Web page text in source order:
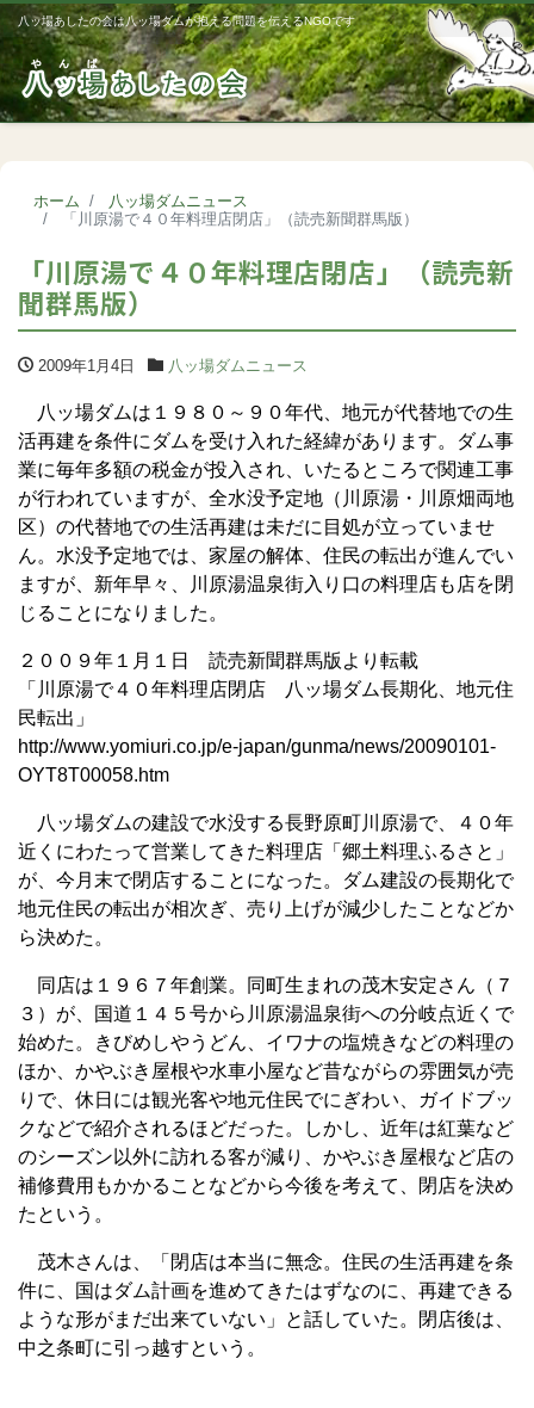
八ッ場あしたの会は八ッ場ダムが抱える問題を伝えるNGOです
ホーム
八ッ場ダムニュース
「川原湯で４０年料理店閉店」（読売新聞群馬版）
「川原湯で４０年料理店閉店」（読売新
聞群馬版）
2009年1月4日 八ッ場ダムニュース
八ッ場ダムは１９８０～９０年代、地元が代替地での生
活再建を条件にダムを受け入れた経緯があります。ダム事
業に毎年多額の税金が投入され、いたるところで関連工事
が行われていますが、全水没予定地（川原湯・川原畑両地
区）の代替地での生活再建は未だに目処が立っていませ
ん。水没予定地では、家屋の解体、住民の転出が進んでい
ますが、新年早々、川原湯温泉街入り口の料理店も店を閉
じることになりました。
２００９年１月１日 読売新聞群馬版より転載
「川原湯で４０年料理店閉店 八ッ場ダム長期化、地元住
民転出」
http://www.yomiuri.co.jp/e-japan/gunma/news/20090101-
OYT8T00058.htm
八ッ場ダムの建設で水没する長野原町川原湯で、４０年
近くにわたって営業してきた料理店「郷土料理ふるさと」
が、今月末で閉店することになった。ダム建設の長期化で
地元住民の転出が相次ぎ、売り上げが減少したことなどか
ら決めた。
同店は１９６７年創業。同町生まれの茂木安定さん（７
３）が、国道１４５号から川原湯温泉街への分岐点近くで
始めた。きびめしやうどん、イワナの塩焼きなどの料理の
ほか、かやぶき屋根や水車小屋など昔ながらの雰囲気が売
りで、休日には観光客や地元住民でにぎわい、ガイドブッ
クなどで紹介されるほどだった。しかし、近年は紅葉など
のシーズン以外に訪れる客が減り、かやぶき屋根など店の
補修費用もかかることなどから今後を考えて、閉店を決め
たという。
茂木さんは、「閉店は本当に無念。住民の生活再建を条
件に、国はダム計画を進めてきたはずなのに、再建できる
ような形がまだ出来ていない」と話していた。閉店後は、
中之条町に引っ越すという。